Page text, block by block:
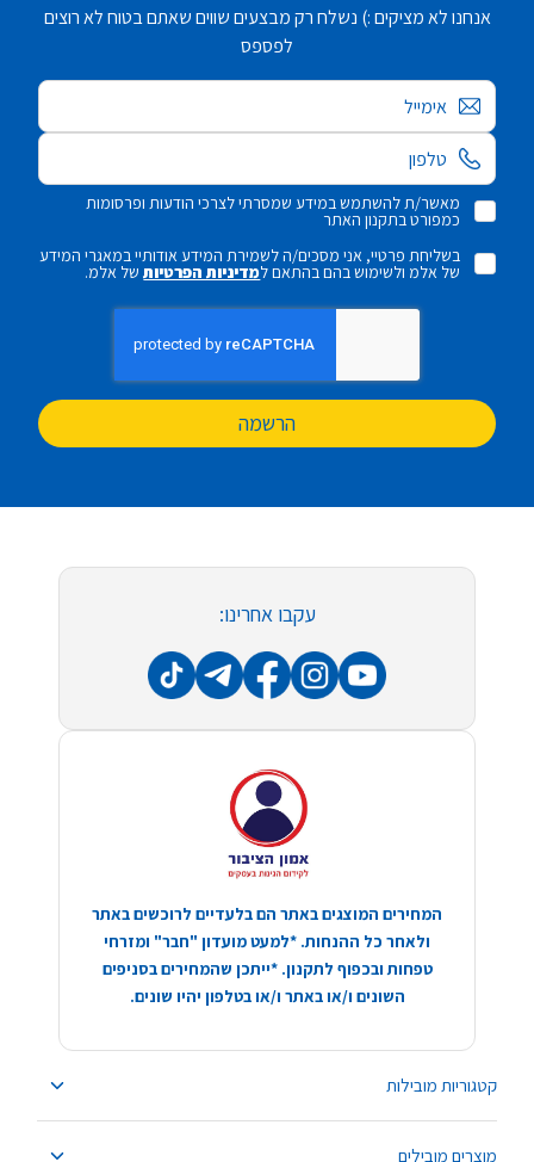
אנחנו לא מציקים :) נשלח רק מבצעים שווים שאתם בטוח לא רוצים
לפספס
אימייל
מאשר/ת להשתמש במידע שמסרתי לצרכי הודעות ופרסומות
כמפורט בתקנון האתר
בשליחת פרטיי, אני מסכים/ה לשמירת המידע אודותיי במאגרי המידע
של אלמ ולשימוש בהם בהתאם למדיניות הפרטיותשל אלמ.
הרשמה
קטגוריות מובילות
מוצרים מובילים
עקבו אחרינו:
המחירים המוצגים באתר הם בלעדיים לרוכשים באתר
ולאחר כל ההנחות. *למעט מועדון "חבר" ומזרחי
טפחות ובכפוף לתקנון. *ייתכן שהמחירים בסניפים
השונים ו/או באתר ו/או בטלפון יהיו שונים.